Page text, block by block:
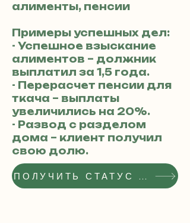
алименты, пенсии
Примеры успешных дел:
- Успешное взыскание
алиментов – должник
выплатил за 1,5 года.
- Перерасчет пенсии для
ткача – выплаты
увеличились на 20%.
- Развод с разделом
дома – клиент получил
свою долю.
ПОЛУЧИТЬ СТАТУС РЕКОМЕНДОВАННОГО АДВОКАТА